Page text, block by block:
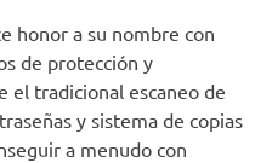
honor a su nombre con
de protección y
el tradicional escaneo de
y sistema de copias
a menudo con